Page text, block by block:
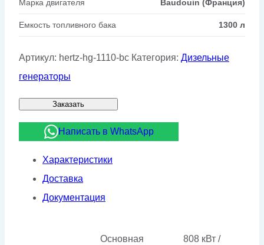
Марка двигателя Baudouin (Франция)
Емкость топливного бака 1300 л
Артикул: hertz-hg-1110-bc Категория: Дизельные
генераторы
Заказать
Написать в WhatsApp
Характеристики
Доставка
Документация
Основная
808 кВт /